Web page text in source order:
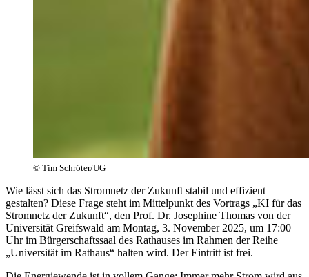
© Tim Schröter/UG
Wie lässt sich das Stromnetz der Zukunft stabil und effizient
gestalten? Diese Frage steht im Mittelpunkt des Vortrags „KI für das
Stromnetz der Zukunft“, den Prof. Dr. Josephine Thomas von der
Universität Greifswald am Montag, 3. November 2025, um 17:00
Uhr im Bürgerschaftssaal des Rathauses im Rahmen der Reihe
„Universität im Rathaus“ halten wird. Der Eintritt ist frei.